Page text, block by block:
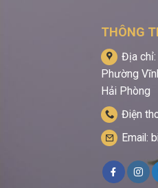
THÔNG
Địa
Phường
Hải Phòng
Điện
Email: